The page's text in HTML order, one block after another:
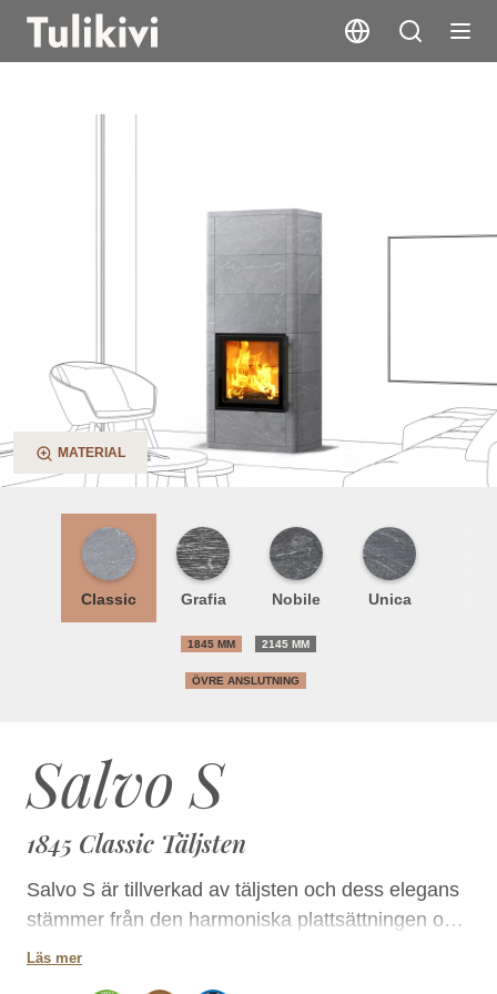
MATERIAL
Salvo S
1845 Classic Täljsten
Salvo S är tillverkad av täljsten och dess elegans
stämmer från den harmoniska plattsättningen och
de rundade hörnen. Till eldstadens ytmaterial kan
Läs mer
Classic Grafia Nobile Unica
1845 MM 2145 MM
ÖVRE ANSLUTNING